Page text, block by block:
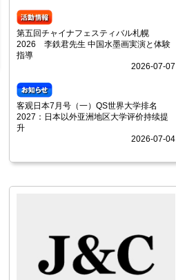
第五回チャイナフェスティバル札幌
2026 李鉄君先生 中国水墨画実演と体験
指導
2026-07-07
客观日本7月号（一）QS世界大学排名
2027：日本以外亚洲地区大学评价持续提
升
2026-07-04